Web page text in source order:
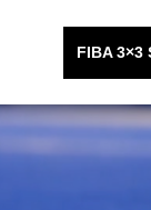
FIBA 3×3